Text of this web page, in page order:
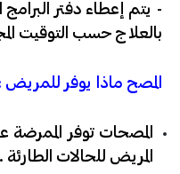
​- يتم إعطاء دفتر
بالعلاج حسب التوقيت
المصح ماذا يوفر للمريض
المريض للحالات الطارئة .